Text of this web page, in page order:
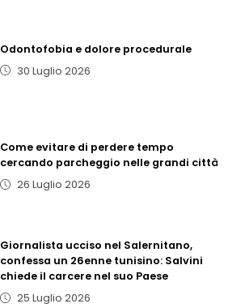
Odontofobia e dolore procedurale
30 Luglio 2026
Come evitare di perdere tempo
cercando parcheggio nelle grandi città
26 Luglio 2026
Giornalista ucciso nel Salernitano,
confessa un 26enne tunisino: Salvini
chiede il carcere nel suo Paese
25 Luglio 2026